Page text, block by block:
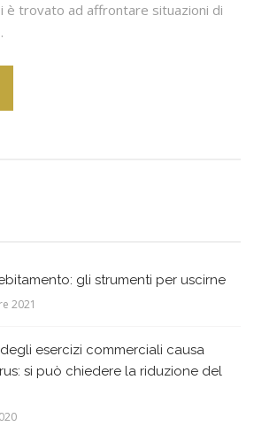
è trovato ad affrontare situazioni di
gli strumenti per uscirne
2021
esercizi commerciali causa
si può chiedere la riduzione del